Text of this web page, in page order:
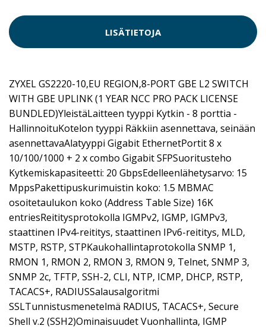
LISÄTIETOJA
ZYXEL GS2220-10,EU REGION,8-PORT GBE L2 SWITCH
WITH GBE UPLINK (1 YEAR NCC PRO PACK LICENSE
BUNDLED)YleistäLaitteen tyyppi Kytkin - 8 porttia -
HallinnoituKotelon tyyppi Räkkiin asennettava, seinään
asennettavaAlatyyppi Gigabit EthernetPortit 8 x
10/100/1000 + 2 x combo Gigabit SFPSuoritusteho
Kytkemiskapasiteetti: 20 GbpsEdelleenlähetysarvo: 15
MppsPakettipuskurimuistin koko: 1.5 MBMAC
osoitetaulukon koko (Address Table Size) 16K
entriesReititysprotokolla IGMPv2, IGMP, IGMPv3,
staattinen IPv4-reititys, staattinen IPv6-reititys, MLD,
MSTP, RSTP, STPKaukohallintaprotokolla SNMP 1,
RMON 1, RMON 2, RMON 3, RMON 9, Telnet, SNMP 3,
SNMP 2c, TFTP, SSH-2, CLI, NTP, ICMP, DHCP, RSTP,
TACACS+, RADIUSSalausalgoritmi
SSLTunnistusmenetelmä RADIUS, TACACS+, Secure
Shell v.2 (SSH2)Ominaisuudet Vuonhallinta, IGMP